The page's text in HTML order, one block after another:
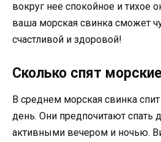
вокруг нее спокойное и тихое
ваша морская свинка сможет
счастливой и здоровой!
Сколько спят
В среднем морская свинка
день. Они предпочитают спать
активными вечером и ночью.